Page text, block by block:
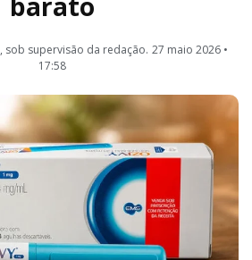
, sob supervisão da redação. 27 maio 2026 •
17:58